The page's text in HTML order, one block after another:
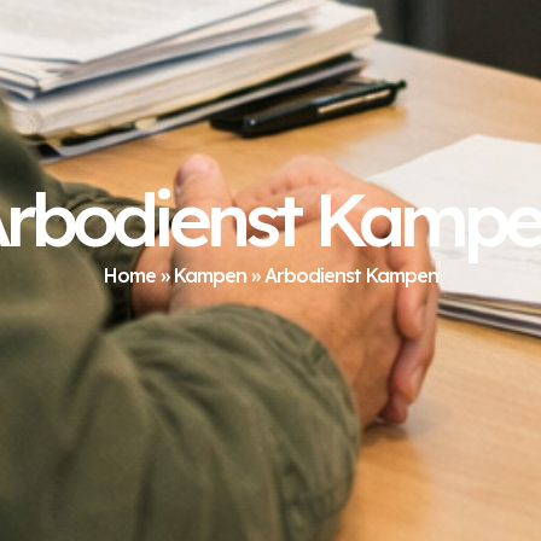
Home» Kampen»Arbodienst Kampen